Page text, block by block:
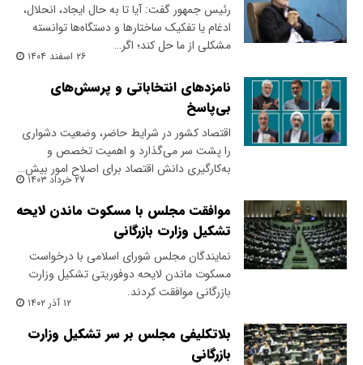
رئیس جمهور گفت: آیا تا به حال ایجاد، انحلال،
ادغام یا تفکیک ساختارها و دستگاه‌ها توانسته
مشکلی از ما حل کند؛ اگر…
۲۶ اسفند ۱۴۰۴
نامزدهای انتخاباتی و پرسش‌های
بی‌پاسخ
اقتصاد کشور در شرایط حاضر، وضعیت دشواری
را پشت سر می‌گذارد و اهمیت تخصص و
به‌کارگیری دانش اقتصاد برای اصلاح امور بیش…
۲۷ خرداد ۱۴۰۳
موافقت مجلس با مسکوت ماندن لایحه
تشکیل وزارت بازرگانی
نمایندگان مجلس شورای اسلامی با درخواست
مسکوت ماندن لایحه دوفوریتی تشکیل وزارت
بازرگانی موافقت کردند.
۱۲ آذر ۱۴۰۲
بلاتکلیفی مجلس بر سر تشکیل وزارت
بازرگانی